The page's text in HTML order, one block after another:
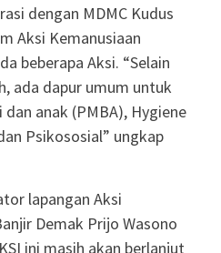
dengan MDMC Kudus
Aksi Kemanusiaan
beberapa Aksi. “Selain
ada dapur umum untuk
anak (PMBA), Hygiene
Psikososial” ungkap
lapangan Aksi
Demak Prijo Wasono
ini masih akan berlanjut